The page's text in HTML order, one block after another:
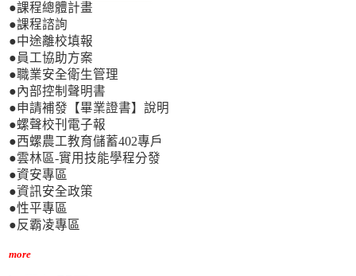
●課程總體計畫
●課程諮詢
●中途離校填報
●員工協助方案
●職業安全衛生管理
●內部控制聲明書
●申請補發【畢業證書】說明
●螺聲校刊電子報
●西螺農工教育儲蓄402專戶
●雲林區-實用技能學程分發
●資安專區
●資訊安全政策
●性平專區
●反霸凌專區
more